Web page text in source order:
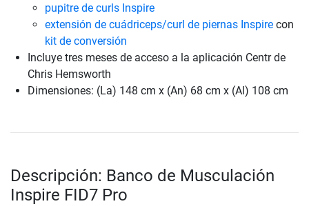
pupitre de curls Inspire
extensión de cuádriceps/curl de piernas Inspire con
kit de conversión
Incluye tres meses de acceso a la aplicación Centr de
Chris Hemsworth
Dimensiones: (La) 148 cm x (An) 68 cm x (Al) 108 cm
Descripción: Banco de Musculación
Inspire FID7 Pro